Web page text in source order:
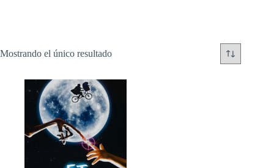
Mostrando el único resultado